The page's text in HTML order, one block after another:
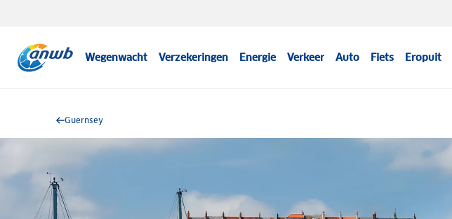
Wegenwacht Verzekeringen Energie Verkeer Auto Fiets Eropuit
Guernsey